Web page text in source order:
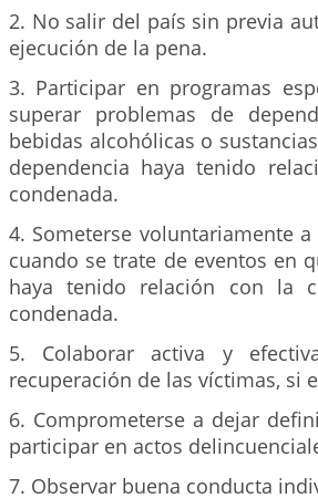
2. No salir del país sin previa
ejecución de la pena.
3. Participar en programas
superar problemas de
bebidas alcohólicas o
dependencia haya tenido
condenada.
4. Someterse voluntariamente
cuando se trate de eventos en
haya tenido relación con la
condenada.
5. Colaborar activa y
recuperación de las víctimas, si
6. Comprometerse a dejar
participar en actos
7. Observar buena conducta